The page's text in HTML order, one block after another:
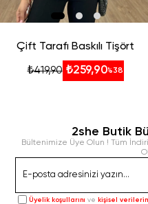
Çift Tarafı Baskılı Tişört
%38
₺259,90
₺419,90
2she Butik
Bültenimize Üye Olun ! Tüm
Üyelik koşullarını ve kişisel